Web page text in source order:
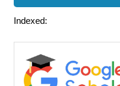
Indexed: